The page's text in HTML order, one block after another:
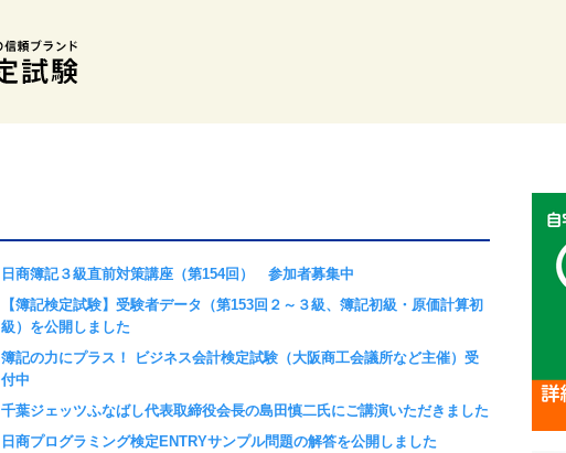
日商簿記３級直前対策講座（第154回） 参加者募集中
【簿記検定試験】受験者データ（第153回２～３級、簿記初級・原価計算初
級）を公開しました
簿記の力にプラス！ ビジネス会計検定試験（大阪商工会議所など主催）受
付中
千葉ジェッツふなばし代表取締役会長の島田慎二氏にご講演いただきました
日商プログラミング検定ENTRYサンプル問題の解答を公開しました